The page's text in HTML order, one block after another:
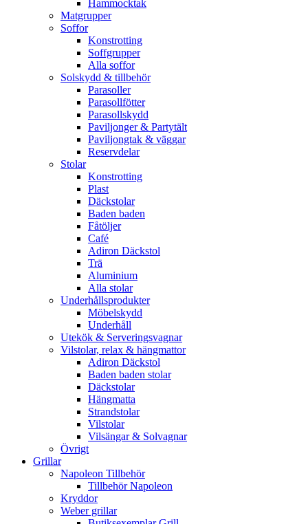
Hammocktak
Matgrupper
Soffor
Konstrotting
Soffgrupper
Alla soffor
Solskydd & tillbehör
Parasoller
Parasollfötter
Parasollskydd
Paviljonger & Partytält
Paviljongtak & väggar
Reservdelar
Stolar
Konstrotting
Plast
Däckstolar
Baden baden
Fåtöljer
Café
Adiron Däckstol
Trä
Aluminium
Alla stolar
Underhållsprodukter
Möbelskydd
Underhåll
Utekök & Serveringsvagnar
Vilstolar, relax & hängmattor
Adiron Däckstol
Baden baden stolar
Däckstolar
Hängmatta
Strandstolar
Vilstolar
Vilsängar & Solvagnar
Övrigt
Grillar
Napoleon Tillbehör
Tillbehör Napoleon
Kryddor
Weber grillar